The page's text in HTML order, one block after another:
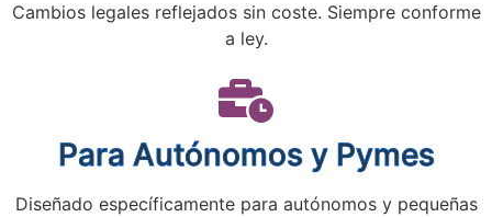
Cambios legales reflejados sin coste. Siempre conforme
a ley.
Para Autónomos y Pymes
Diseñado específicamente para autónomos y pequeñas